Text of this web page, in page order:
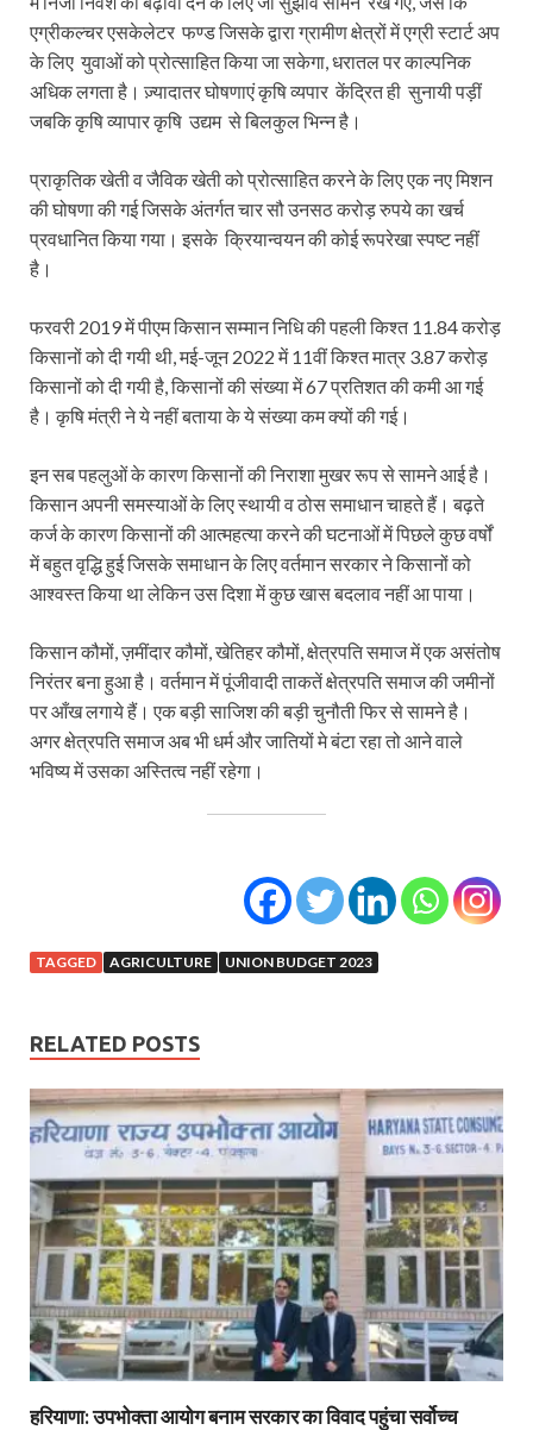
एग्रीकल्चर एसकेलेटर फण्ड जिसके द्वारा ग्रामीण क्षेत्रों में एग्री स्टार्ट अप
के लिए युवाओं को प्रोत्साहित किया जा सकेगा, धरातल पर काल्पनिक
अधिक लगता है। ज़्यादातर घोषणाएं कृषि व्यपार केंद्रित ही सुनायी पड़ीं
जबकि कृषि व्यापार कृषि उद्यम से बिलकुल भिन्न है।
प्राकृतिक खेती व जैविक खेती को प्रोत्साहित करने के लिए एक नए मिशन
की घोषणा की गई जिसके अंतर्गत चार सौ उनसठ करोड़ रुपये का खर्च
प्रवधानित किया गया। इसके क्रियान्‍वयन की कोई रूपरेखा स्पष्ट नहीं
है।
फरवरी 2019 में पीएम किसान सम्मान निधि की पहली किश्त 11.84 करोड़
किसानों को दी गयी थी, मई-जून 2022 में 11वीं किश्त मात्र 3.87 करोड़
किसानों को दी गयी है, किसानों की संख्या में 67 प्रतिशत की कमी आ गई
है। कृषि मंत्री ने ये नहीं बताया के ये संख्या कम क्यों की गई।
इन सब पहलुओं के कारण किसानों की निराशा मुखर रूप से सामने आई है।
किसान अपनी समस्याओं के लिए स्थायी व ठोस समाधान चाहते हैं। बढ़ते
कर्ज के कारण किसानों की आत्महत्या करने की घटनाओं में पिछले कुछ वर्षों
में बहुत वृद्धि हुई जिसके समाधान के लिए वर्तमान सरकार ने किसानों को
आश्‍वस्त किया था लेकिन उस दिशा में कुछ खास बदलाव नहीं आ पाया।
किसान कौमों, ज़मींदार कौमों, खेतिहर कौमों, क्षेत्रपति समाज में एक असंतोष
निरंतर बना हुआ है। वर्तमान में पूंजीवादी ताकतें क्षेत्रपति समाज की जमीनों
पर आँख लगाये हैं। एक बड़ी साजिश की बड़ी चुनौती फिर से सामने है।
अगर क्षेत्रपति समाज अब भी धर्म और जातियों मे बंटा रहा तो आने वाले
भविष्य में उसका अस्तित्व नहीं रहेगा।
TAGGED AGRICULTURE UNION BUDGET 2023
RELATED POSTS
हरियाणा: उपभोक्ता आयोग बनाम सरकार का विवाद पहुंचा सर्वोच्च